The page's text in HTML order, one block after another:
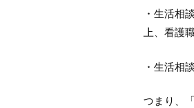
・生活相
上、看護
・生活相
つまり、